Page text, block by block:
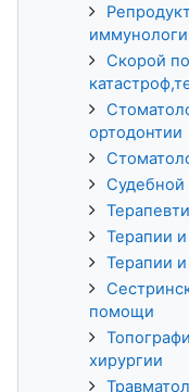
Скорой
ортодонтии
Терапии
Терапии
помощи
хирургии